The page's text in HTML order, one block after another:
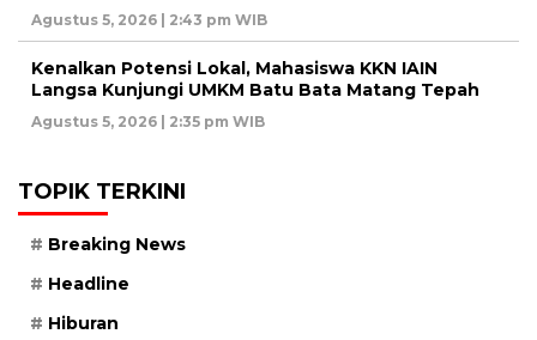
Agustus 5, 2026 | 2:43 pm WIB
Kenalkan Potensi Lokal, Mahasiswa KKN IAIN
Langsa Kunjungi UMKM Batu Bata Matang Tepah
Agustus 5, 2026 | 2:35 pm WIB
TOPIK TERKINI
Breaking News
Headline
Hiburan